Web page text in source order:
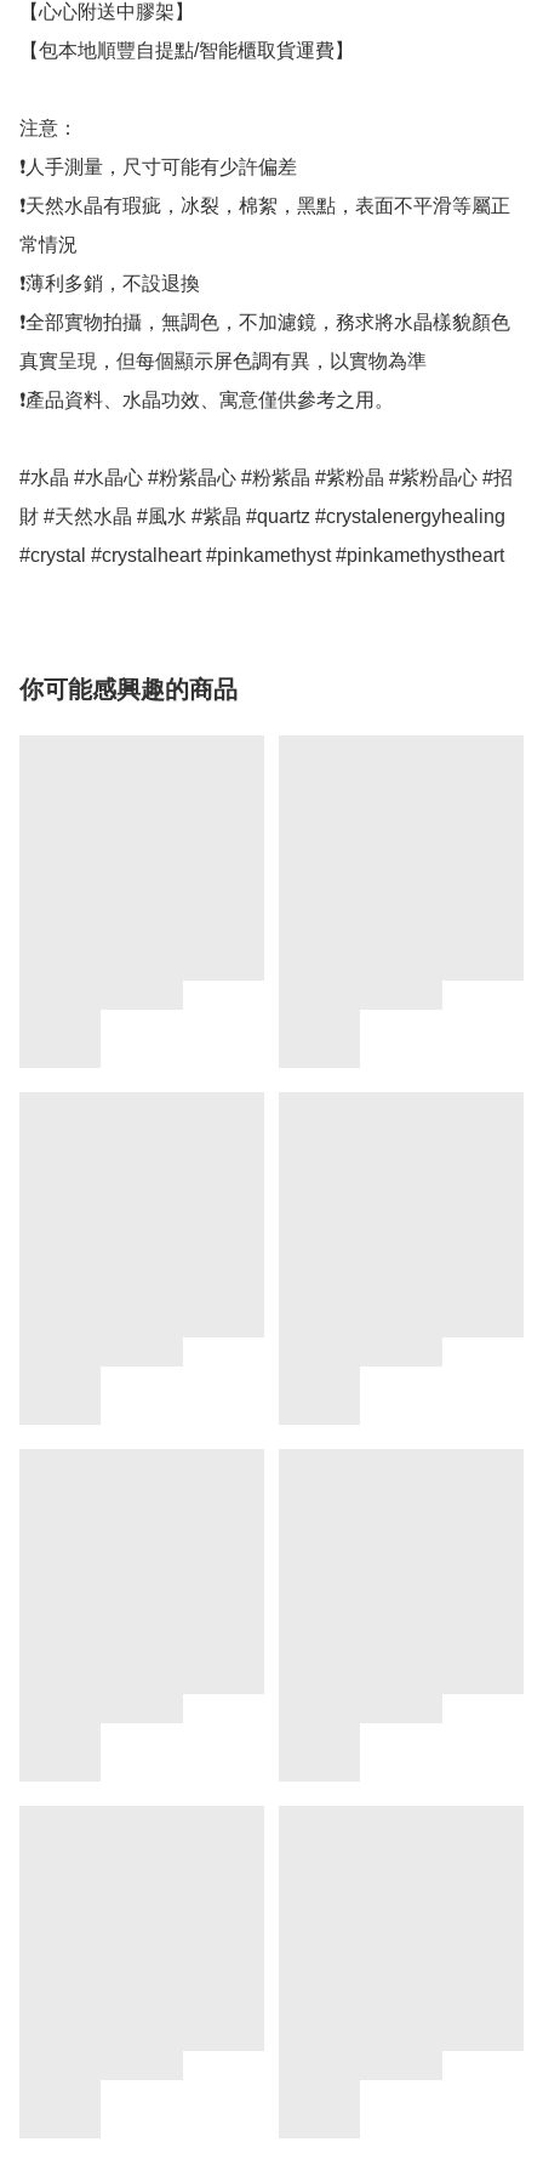
【心心附送中膠架】
【包本地順豐自提點/智能櫃取貨運費】
注意：
❗人手測量，尺寸可能有少許偏差
❗天然水晶有瑕疵，冰裂，棉絮，黑點，表面不平滑等屬正
常情況
❗薄利多銷，不設退換
❗全部實物拍攝，無調色，不加濾鏡，務求將水晶樣貌顏色
真實呈現，但每個顯示屏色調有異，以實物為準
❗產品資料、水晶功效、寓意僅供參考之用。
#水晶 #水晶心 #粉紫晶心 #粉紫晶 #紫粉晶 #紫粉晶心 #招
財 #天然水晶 #風水 #紫晶 #quartz #crystalenergyhealing
#crystal #crystalheart #pinkamethyst #pinkamethystheart
你可能感興趣的商品